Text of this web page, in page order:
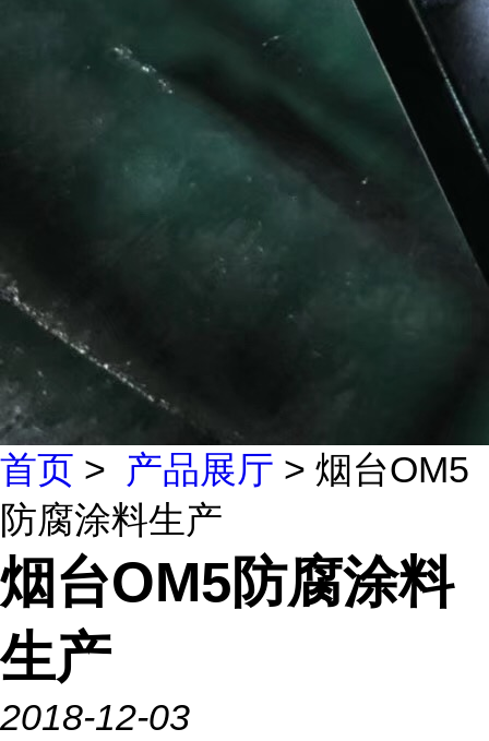
首页 > 产品展厅 > 烟台OM5
防腐涂料生产
烟台OM5防腐涂料
生产
2018-12-03